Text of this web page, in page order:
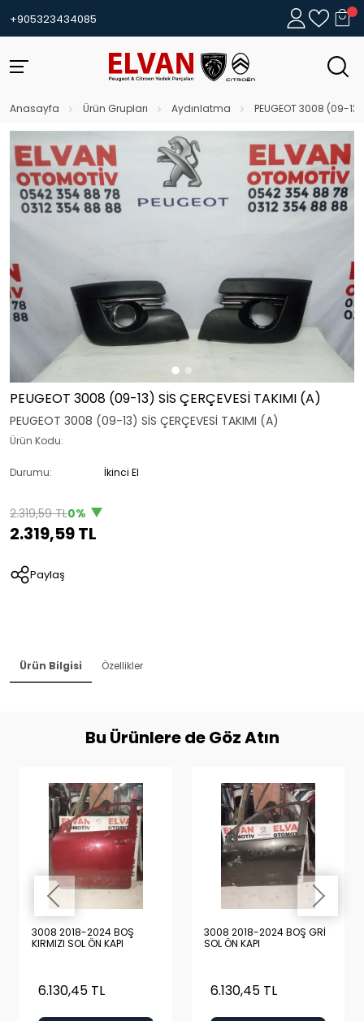
+905323434085
Anasayfa Ürün Grupları Aydınlatma PEUGEOT 3008 (09-13)
PEUGEOT 3008 (09-13) SİS ÇERÇEVESİ TAKIMI (A)
PEUGEOT 3008 (09-13) SİS ÇERÇEVESİ TAKIMI (A)
Ürün Kodu:
Durumu: İkinci El
2.319,59 TL0%
2.319,59 TL
Paylaş
Ürün Bilgisi Özellikler
Bu Ürünlere de Göz Atın
3008 2018-2024 BOŞ
KIRMIZI SOL ÖN KAPI
6.130,45 TL
3008 2018-2024 BOŞ GRİ
SOL ÖN KAPI
6.130,45 TL